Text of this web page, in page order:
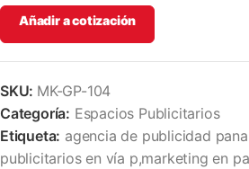
Añadir a cotización
SKU: MK-GP-104
Categoría: Espacios Publicitarios
Etiqueta: agencia de publicidad
publicitarios en vía p,marketing en